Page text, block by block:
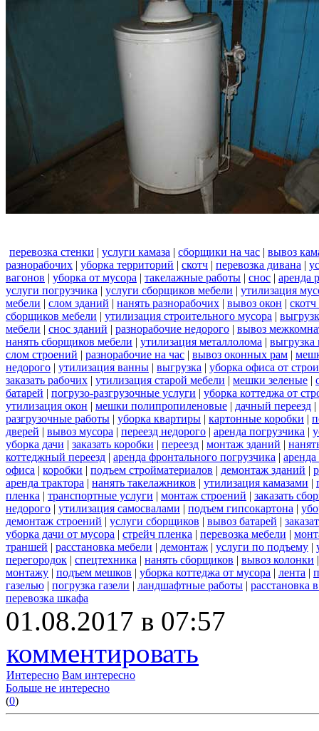
перевозка стенки | услуги камаза | сборщики на час | вывоз
разнорабочих | уборка территорий | скотч | перевозка дивана |
вагонов | уборка от мусора | такелажные работы | снос | аренда
услуги погрузчика | услуги сборщиков мебели | утилизация
мебели | слом зданий | нанять разнорабочих | вывоз окон |
сборщиков мебели | утилизация строительного мусора |
мебели | снос зданий | разнорабочие недорого | вывоз
нанять сборщиков мебели | утилизация металлолома | выгрузка
слом строений | разнорабочие на час | вывоз оконных рам |
недорого | утилизация ванны | выгрузка | уборка офиса от
заказать рабочих | утилизация старой мебели | мешки зеленые |
батарей | погрузо-разгрузочные услуги | уборка коттеджа от
утилизация окон | мешки полипропиленовые | дачный переезд |
разгрузочные работы | уборка квартиры | картонные коробки |
дверей | вывоз мусора | переезд недорого | аренда погрузчика |
уборка дачи | заказать коробки | переезд | монтаж зданий |
коттеджный переезд | аренда фронтального погрузчика |
офиса | коробки | подъем стройматериалов | демонтаж зданий |
аренда трактора | нанять такелажников | утилизация камазами |
пленка | транспортные услуги | монтаж строений | заказать
недорого | утилизация самосвалами | подъем гипсокартона |
демонтаж строений | услуги сборщиков | вывоз батарей |
уборка дачи от мусора | стрейч пленка | перевозка мебели |
траншей | расстановка мебели | демонтаж | услуги по подъему |
перегородок | спецтехника | нанять сборщиков | вывоз колонки
монтажу | подъем мешков | уборка коттеджа от мусора | лента |
газелью | погрузка газели | ландшафтные работы | расстановка
перевозка шкафа
01.08.2017 в 07:57
комментировать
Интересно Вам интересно
Больше не интересно
(0)